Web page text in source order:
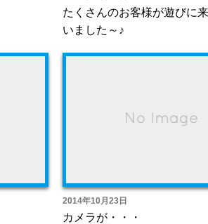
たくさんのお客様が遊びに
いました～♪
2014年10月23日
カメラが・・・